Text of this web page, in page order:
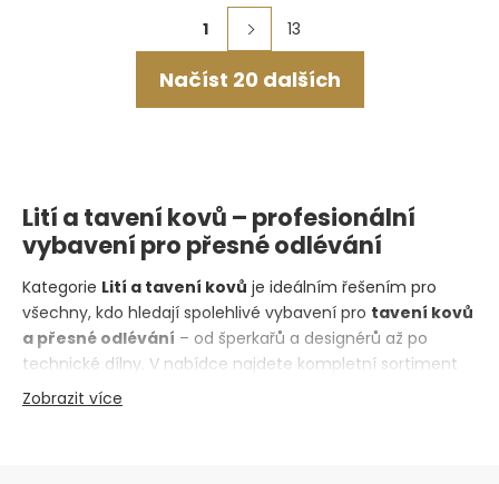
Ovládací
prvky
výpisu
Načíst 20 dalších
Stránkování
1 13
Lití a tavení kovů – profesionální
vybavení pro přesné odlévání
Kategorie Lití a tavení kovů je ideálním řešením pro
všechny, kdo hledají spolehlivé vybavení pro tavení kovů
a přesné odlévání – od šperkařů a designérů až po
technické dílny. V nabídce najdete kompletní sortiment
pro celý proces, od přípravy modelů a forem až po
Zobrazit více